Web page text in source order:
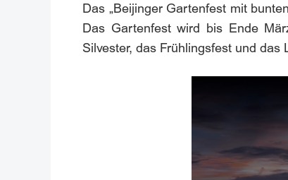
Das „Beijinger Gartenfest mit
Das Gartenfest wird bis Ende
Silvester, das Frühlingsfest und das